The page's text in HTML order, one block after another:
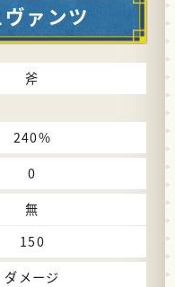
ァンツ
斧
240%
0
無
150
ダメージ